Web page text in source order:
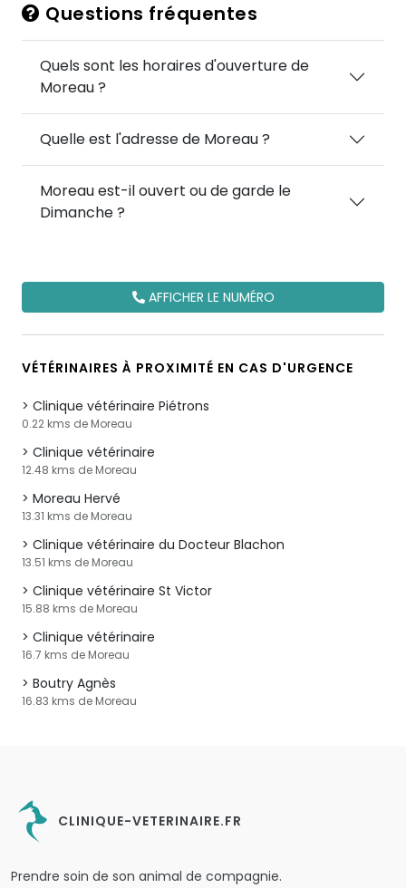
Questions fréquentes
Quels sont les horaires d'ouverture de
Moreau ?
Quelle est l'adresse de Moreau ?
Moreau est-il ouvert ou de garde le
Dimanche ?
AFFICHER LE NUMÉRO
VÉTÉRINAIRES À PROXIMITÉ EN CAS D'URGENCE
Clinique vétérinaire Piétrons
0.22 kms de Moreau
Clinique vétérinaire
12.48 kms de Moreau
Moreau Hervé
13.31 kms de Moreau
Clinique vétérinaire du Docteur Blachon
13.51 kms de Moreau
Clinique vétérinaire St Victor
15.88 kms de Moreau
Clinique vétérinaire
16.7 kms de Moreau
Boutry Agnès
16.83 kms de Moreau
CLINIQUE-VETERINAIRE.FR
Prendre soin de son animal de compagnie.